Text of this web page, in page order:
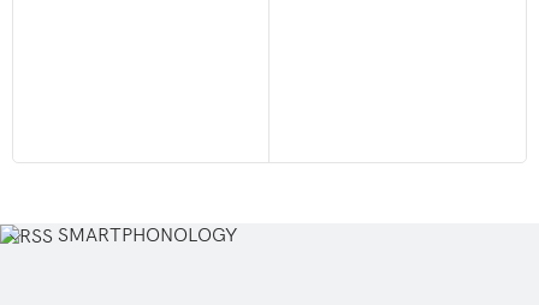
SMARTPHONOLOGY